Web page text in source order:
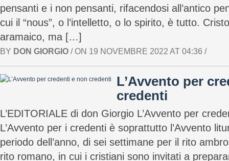
pensanti e i non pensanti, rifacendosi all’antico
cui il “nous”, o l’intelletto, o lo spirito, è tutto.
aramaico, ma […]
BY DON GIORGIO / ON 19 NOVEMBRE 2022 AT 04:36 /
L’Avvento per
credenti
L’EDITORIALE di don Giorgio L’Avvento per
L’Avvento per i credenti è soprattutto l’Avvento
periodo dell’anno, di sei settimane per il rito
rito romano, in cui i cristiani sono invitati a